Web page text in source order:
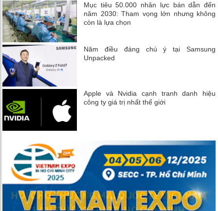
Mục tiêu 50.000 nhân lực bán dẫn đến
năm 2030: Tham vọng lớn nhưng không
còn là lựa chọn
Năm điều đáng chú ý tại Samsung
Unpacked
Apple và Nvidia cạnh tranh danh hiệu
công ty giá trị nhất thế giới